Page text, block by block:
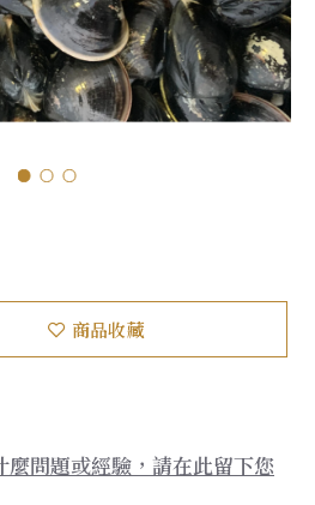
問題或經驗，請在此留下您
商品收藏